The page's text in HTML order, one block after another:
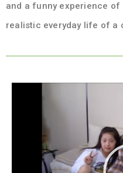
and a funny experience
realistic everyday life of a